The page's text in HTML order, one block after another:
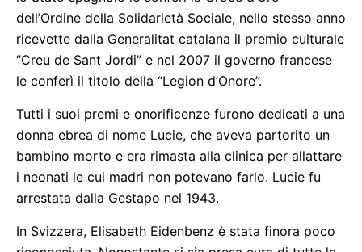
dell’Ordine della Solidarietà Sociale, nello stesso anno
ricevette dalla Generalitat catalana il premio culturale
“Creu de Sant Jordi” e nel 2007 il governo francese
le conferì il titolo della “Legion d’Onore”.
Tutti i suoi premi e onorificenze furono dedicati a una
donna ebrea di nome Lucie, che aveva partorito un
bambino morto e era rimasta alla clinica per allattare
i neonati le cui madri non potevano farlo. Lucie fu
arrestata dalla Gestapo nel 1943.
In Svizzera, Elisabeth Eidenbenz è stata finora poco